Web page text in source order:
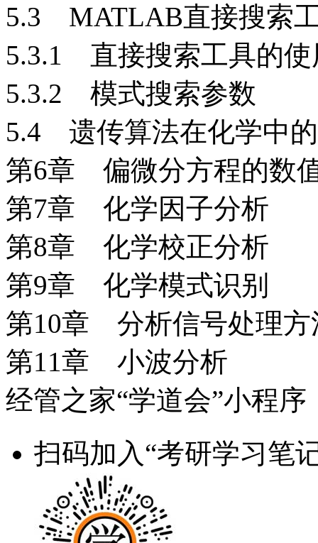
5.3 MATLAB直接搜索
5.3.1 直接搜索工具的使
5.3.2 模式搜索参数
5.4 遗传算法在化学中
第6章 偏微分方程的数
第7章 化学因子分析
第8章 化学校正分析
第9章 化学模式识别
第10章 分析信号处理方
第11章 小波分析
经管之家“学道会”小程序
扫码加入“考研学习笔